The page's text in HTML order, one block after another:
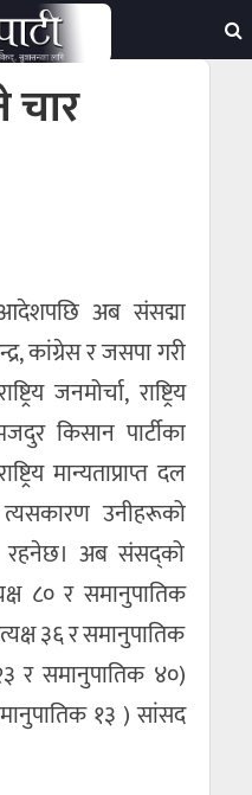
चार
अब संसद्मा
कांग्रेस र जसपा गरी
जनमोर्चा, राष्ट्रिय
किसान पार्टीका
मान्यताप्राप्त दल
उनीहरूको
रहनेछ। अब संसद्को
८० र समानुपातिक
३६ र समानुपातिक
र समानुपातिक ४०)
१३ ) सांसद